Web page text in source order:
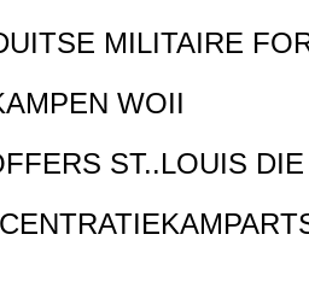
MILITAIRE
WOII
ST..LOUIS